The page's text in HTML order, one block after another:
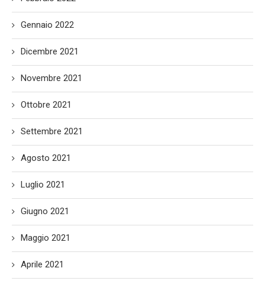
Gennaio 2022
Dicembre 2021
Novembre 2021
Ottobre 2021
Settembre 2021
Agosto 2021
Luglio 2021
Giugno 2021
Maggio 2021
Aprile 2021